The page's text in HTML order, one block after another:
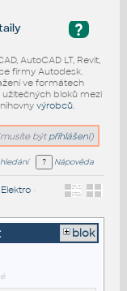
?
AutoCAD LT, Revit,
firmy Autodesk.
ve formátech
bloků mezi
výrobců.
být přihlášeni)
Nápověda
Elektro•
blok